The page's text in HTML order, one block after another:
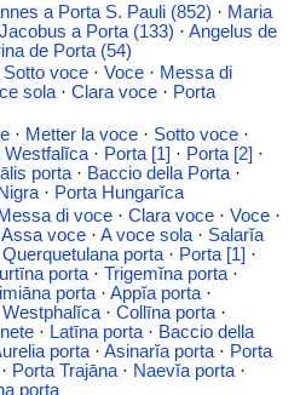
a Porta S. Pauli (852) · Maria
Jacobus a Porta (133) · Angelus de
de Porta (54)
Sotto voce· Voce· Messa di
sola· Clara voce· Porta
· Metter la voce· Sotto voce·
Westfalĭca· Porta [1] · Porta [2] ·
porta· Baccio della Porta·
· Porta Hungarĭca
Messa di voce· Clara voce· Voce·
Assa voce· A voce sola· Salarĭa
Querquetulana porta· Porta [1] ·
porta· Trigemĭna porta·
porta· Appĭa porta·
Westphalĭca· Collīna porta·
· Latīna porta· Baccio della
porta· Asinarĭa porta· Porta
Porta Trajāna· Naevĭa porta·
porta